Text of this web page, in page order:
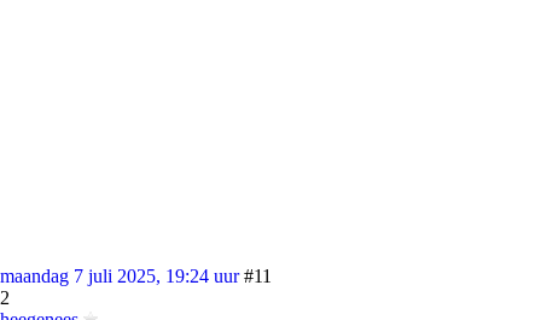
maandag 7 juli 2025, 19:24 uur #11
2